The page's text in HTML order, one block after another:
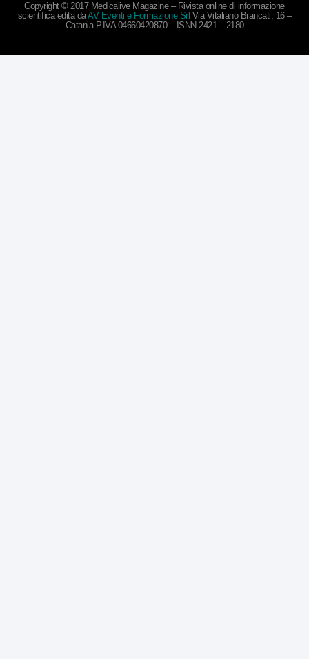
Copyright © 2017 Medicalive Magazine – Rivista online di informazione
scientifica edita daAV Eventi e Formazione Srl Via Vitaliano Brancati, 16 –
Catania P.IVA 04660420870 – ISNN 2421 – 2180